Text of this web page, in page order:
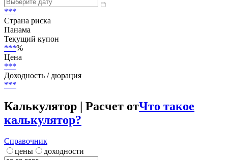
***
Страна риска
Панама
Текущий купон
***%
Цена
***
Доходность / дюрация
***
Калькулятор | Расчет отЧто такое
калькулятор?
Справочник
цены
доходности